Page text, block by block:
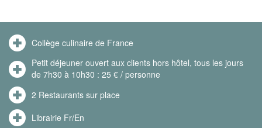
Collège culinaire de France
Petit déjeuner ouvert aux clients hors hôtel, tous les jours
de 7h30 à 10h30 : 25 € / personne
2 Restaurants sur place
Librairie Fr/En